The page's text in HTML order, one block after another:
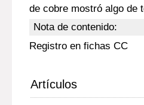
de cobre mostró algo de
Nota de contenido:
Registro en fichas CC
Artículos